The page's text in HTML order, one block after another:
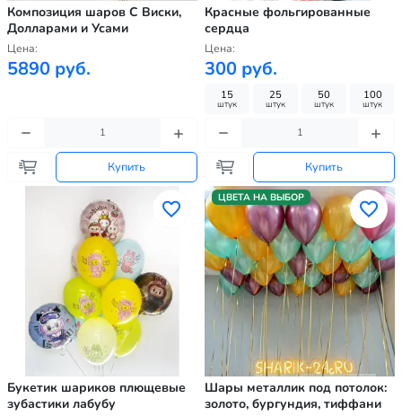
Композиция шаров С Виски,
Долларами и Усами
Цена:
5890 руб.
Купить
Красные фольгированные
сердца
Цена:
300 руб.
15
штук
25
штук
50
штук
100
штук
Купить
Букетик шариков плющевые
зубастики лабубу
ЦВЕТА НА ВЫБОР
Шары металлик под потолок:
золото, бургундия, тиффани